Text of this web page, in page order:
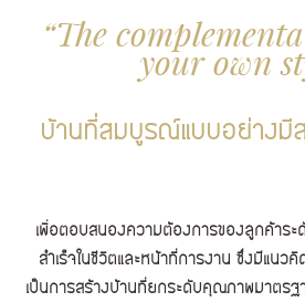
“The
your own
บ้านที่สมบูรณ์แบบอย่างมี
เพื่อตอบสนองความต้องการของลูกค้าระ
สำเร็จในชีวิตและหน้าที่การงาน ซึ่งมีแน
เป็นการสร้างบ้านที่ยกระดับคุณภาพมาตร